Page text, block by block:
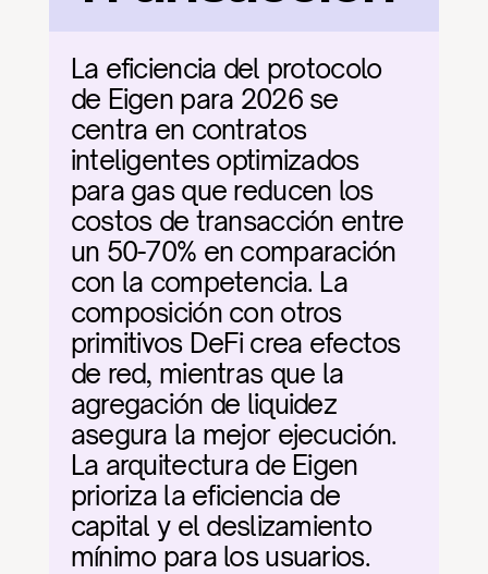
La eficiencia del protocolo
de Eigen para 2026 se
centra en contratos
inteligentes optimizados
para gas que reducen los
costos de transacción entre
un 50-70% en comparación
con la competencia. La
composición con otros
primitivos DeFi crea efectos
de red, mientras que la
agregación de liquidez
asegura la mejor ejecución.
La arquitectura de Eigen
prioriza la eficiencia de
capital y el deslizamiento
mínimo para los usuarios.